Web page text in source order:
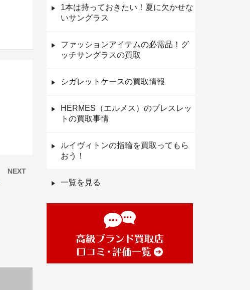
NEXT
1本は持っておきたい！夏に欠かせな
いサングラス
ファッションアイテムの必需品！グ
ッチサングラスの買取
シガレットケースの買取情報
HERMES（エルメス）のブレスレッ
トの買取事情
ルイヴィトンの指輪を買取ってもら
おう！
一覧を見る